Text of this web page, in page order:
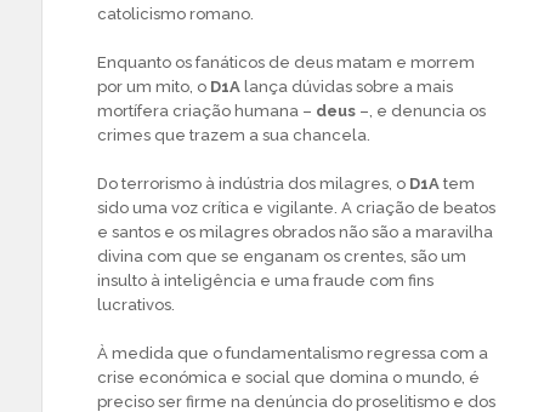
catolicismo romano.
Enquanto os fanáticos de deus matam e morrem
por um mito, o D1A lança dúvidas sobre a mais
mortífera criação humana – deus –, e denuncia os
crimes que trazem a sua chancela.
Do terrorismo à indústria dos milagres, o D1A tem
sido uma voz crítica e vigilante. A criação de beatos
e santos e os milagres obrados não são a maravilha
divina com que se enganam os crentes, são um
insulto à inteligência e uma fraude com fins
lucrativos.
À medida que o fundamentalismo regressa com a
crise económica e social que domina o mundo, é
preciso ser firme na denúncia do proselitismo e dos